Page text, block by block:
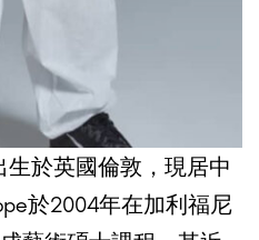
生於英國倫敦，現居中
於2004年在加利福尼